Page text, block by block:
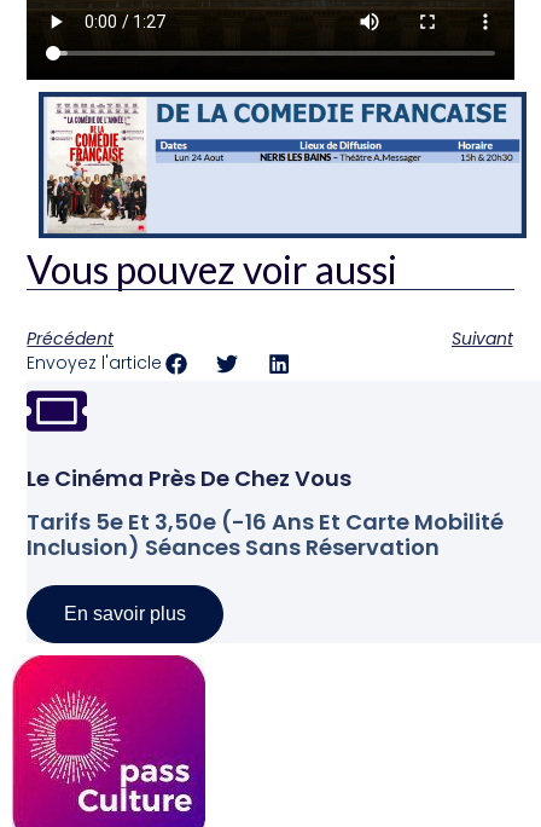
Vous pouvez voir aussi
Précédent
Suivant
Envoyez l'article
Le Cinéma Près De Chez Vous
Tarifs 5e Et 3,50e (-16 Ans Et Carte Mobilité
Inclusion) Séances Sans Réservation
En savoir plus